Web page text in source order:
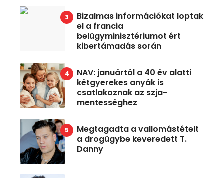
Bizalmas információkat loptak
el a francia
belügyminisztériumot ért
kibertámadás során
NAV: januártól a 40 év alatti
kétgyerekes anyák is
csatlakoznak az szja-
mentességhez
Megtagadta a vallomástételt
a drogügybe keveredett T.
Danny